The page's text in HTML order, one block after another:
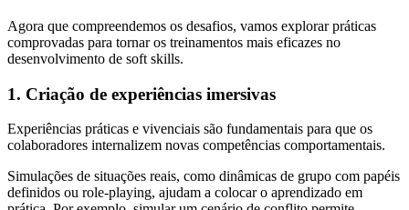
Agora que compreendemos os desafios, vamos explorar práticas
comprovadas para tornar os treinamentos mais eficazes no
desenvolvimento de soft skills.
1. Criação de experiências imersivas
Experiências práticas e vivenciais são fundamentais para que os
colaboradores internalizem novas competências comportamentais.
Simulações de situações reais, como dinâmicas de grupo com papéis
definidos ou role-playing, ajudam a colocar o aprendizado em